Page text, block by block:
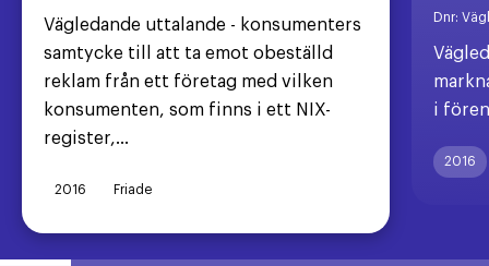
Vägledande uttalande - konsumenters
samtycke till att ta emot obeställd
reklam från ett företag med vilken
konsumenten, som finns i ett NIX-
register,...
2016 Friade
Dnr:
i
2016